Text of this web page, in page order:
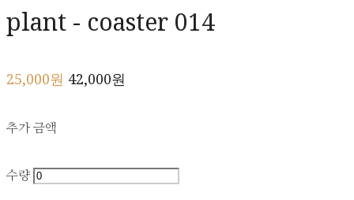
plant - coaster 014
25,000원 42,000원
추가 금액
수량